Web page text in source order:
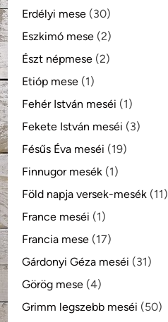
Erdélyi mese (30)
Eszkimó mese (2)
Észt népmese (2)
Etióp mese (1)
Fehér István meséi (1)
Fekete István meséi (3)
Fésűs Éva meséi (19)
Finnugor mesék (1)
Föld napja versek-mesék (11)
France meséi (1)
Francia mese (17)
Gárdonyi Géza meséi (31)
Görög mese (4)
Grimm legszebb meséi (50)